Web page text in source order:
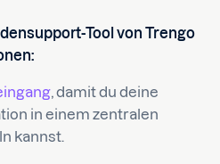
Tool von Trengo
, damit du deine
in einem zentralen
kannst.